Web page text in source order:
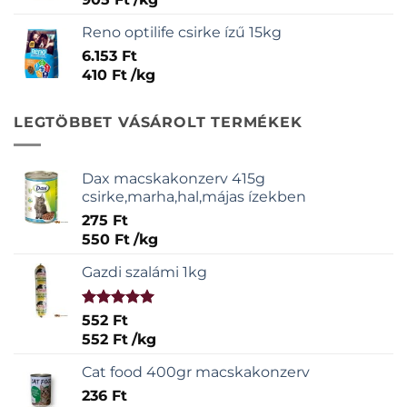
Reno optilife csirke ízű 15kg
6.153 Ft
410 Ft /kg
LEGTÖBBET VÁSÁROLT TERMÉKEK
Dax macskakonzerv 415g
csirke,marha,hal,májas ízekben
275 Ft
550 Ft /kg
Gazdi szalámi 1kg
Értékelés:
5.00/ 5
552 Ft
552 Ft /kg
Cat food 400gr macskakonzerv
236 Ft